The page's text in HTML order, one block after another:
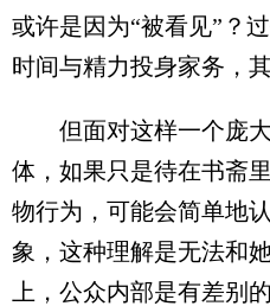
或许是因为“被看见”？
时间与精力投身家务，
但面对这样一个庞大
体，如果只是待在书斋
物行为，可能会简单地
象，这种理解是无法和
上，公众内部是有差别